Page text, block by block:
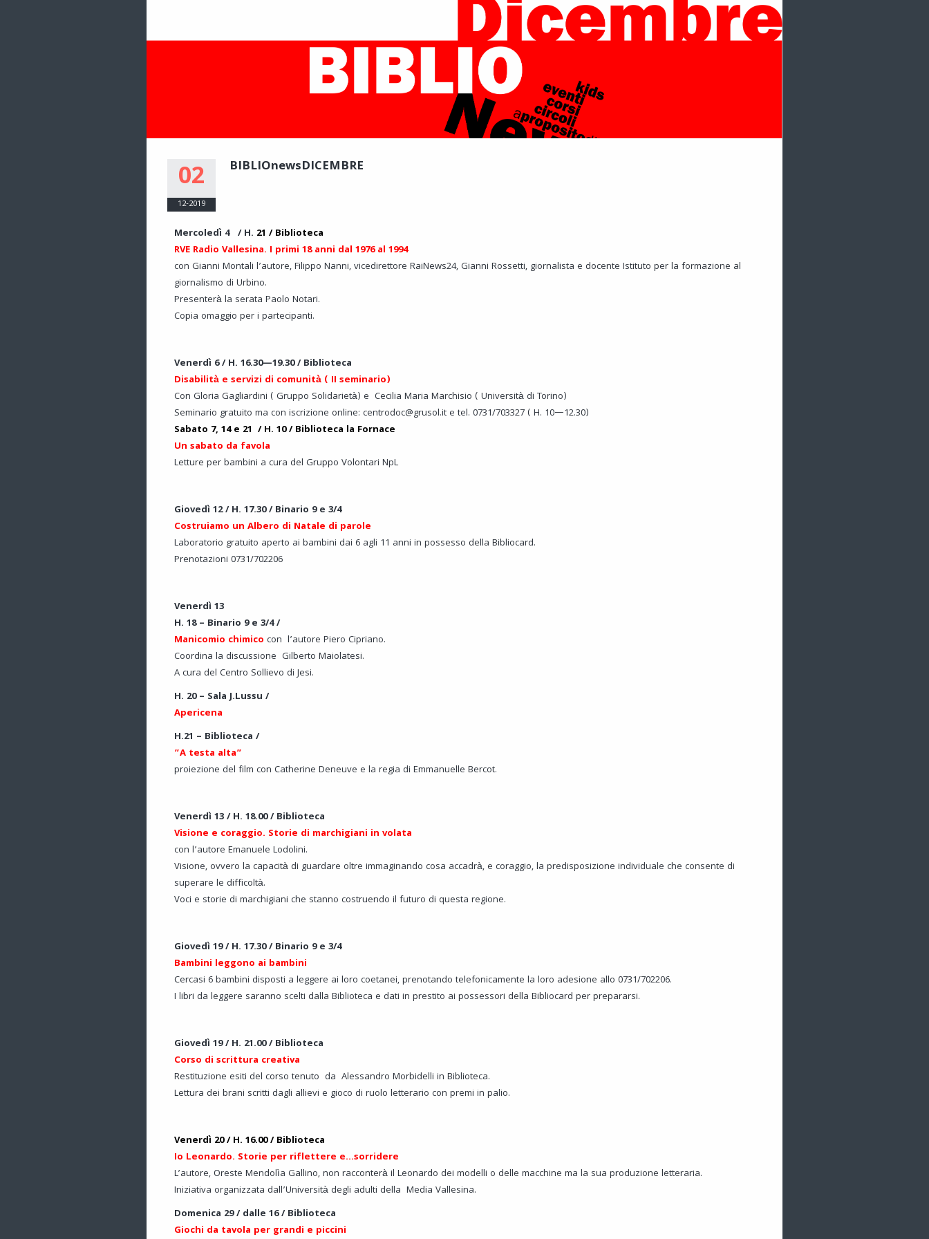
02
12-2019
BIBLIOnewsDICEMBRE
Mercoledì 4 / H. 21 / Biblioteca
RVE Radio Vallesina. I primi 18 anni dal 1976 al 1994
con Gianni Montali l’autore, Filippo Nanni, vicedirettore RaiNews24, Gianni Rossetti, giornalista e docente Istituto per la formazione al
giornalismo di Urbino.
Presenterà la serata Paolo Notari.
Copia omaggio per i partecipanti.
Venerdì 6 / H. 16.30—19.30 / Biblioteca
Disabilità e servizi di comunità ( II seminario)
Con Gloria Gagliardini ( Gruppo Solidarietà) e Cecilia Maria Marchisio ( Università di Torino)
Seminario gratuito ma con iscrizione online: centrodoc@grusol.it e tel. 0731/703327 ( H. 10—12.30)
Sabato 7, 14 e 21 / H. 10 / Biblioteca la Fornace
Un sabato da favola
Letture per bambini a cura del Gruppo Volontari NpL
Giovedì 12 / H. 17.30 / Binario 9 e 3/4
Costruiamo un Albero di Natale di parole
Laboratorio gratuito aperto ai bambini dai 6 agli 11 anni in possesso della Bibliocard.
Prenotazioni 0731/702206
Venerdì 13
H. 18 – Binario 9 e 3/4 /
Manicomio chimico con l’autore Piero Cipriano.
Coordina la discussione Gilberto Maiolatesi.
A cura del Centro Sollievo di Jesi.
H. 20 – Sala J.Lussu /
Apericena
H.21 – Biblioteca /
”A testa alta”
proiezione del film con Catherine Deneuve e la regia di Emmanuelle Bercot.
Venerdì 13 / H. 18.00 / Biblioteca
Visione e coraggio. Storie di marchigiani in volata
con l’autore Emanuele Lodolini.
Visione, ovvero la capacità di guardare oltre immaginando cosa accadrà, e coraggio, la predisposizione individuale che consente di
superare le difficoltà.
Voci e storie di marchigiani che stanno costruendo il futuro di questa regione.
Giovedì 19 / H. 17.30 / Binario 9 e 3/4
Bambini leggono ai bambini
Cercasi 6 bambini disposti a leggere ai loro coetanei, prenotando telefonicamente la loro adesione allo 0731/702206.
I libri da leggere saranno scelti dalla Biblioteca e dati in prestito ai possessori della Bibliocard per prepararsi.
Giovedì 19 / H. 21.00 / Biblioteca
Corso di scrittura creativa
Restituzione esiti del corso tenuto da Alessandro Morbidelli in Biblioteca.
Lettura dei brani scritti dagli allievi e gioco di ruolo letterario con premi in palio.
Venerdì 20 / H. 16.00 / Biblioteca
Io Leonardo. Storie per riflettere e…sorridere
L’autore, Oreste Mendolìa Gallino, non racconterà il Leonardo dei modelli o delle macchine ma la sua produzione letteraria.
Iniziativa organizzata dall’Università degli adulti della Media Vallesina.
Domenica 29 / dalle 16 / Biblioteca
Giochi da tavola per grandi e piccini